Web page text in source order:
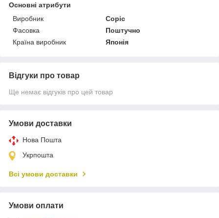
Основні атрибути
Виробник
Copic
Фасовка
Поштучно
Країна виробник
Японія
Відгуки про товар
Ще немає відгуків про цей товар
Умови доставки
Нова Пошта
Укрпошта
Всі умови доставки
Умови оплати